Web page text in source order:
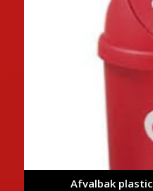
Afvalbak